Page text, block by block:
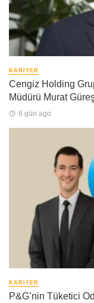
KARIYER
Cengiz Holding
Müdürü Murat
6 gün ago
KARIYER
P&G’nin Tüketici